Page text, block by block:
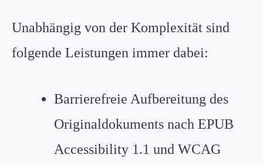
Unabhängig von der Komplexität sind
folgende Leistungen immer dabei:
Barrierefreie Aufbereitung des
Originaldokuments nach EPUB
Accessibility 1.1 und WCAG